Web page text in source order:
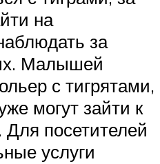
на
за
Малышей
с тигрятами,
могут зайти к
посетителей
услуги